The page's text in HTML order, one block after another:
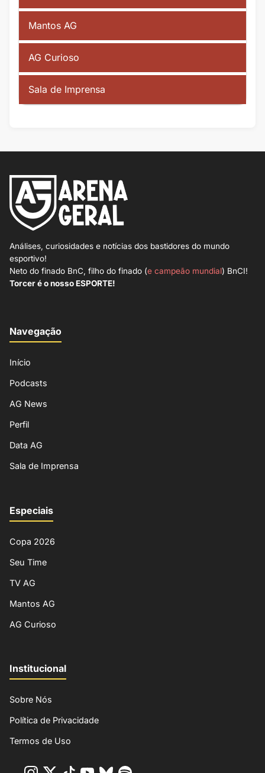
Mantos AG
AG Curioso
Sala de Imprensa
Análises, curiosidades e notícias dos bastidores do mundo
esportivo!
Neto do finado BnC, filho do finado (e campeão mundial) BnCI!
Torcer é o nosso ESPORTE!
Navegação
Início
Podcasts
AG News
Perfil
Data AG
Sala de Imprensa
Especiais
Copa 2026
Seu Time
TV AG
Mantos AG
AG Curioso
Institucional
Sobre Nós
Política de Privacidade
Termos de Uso